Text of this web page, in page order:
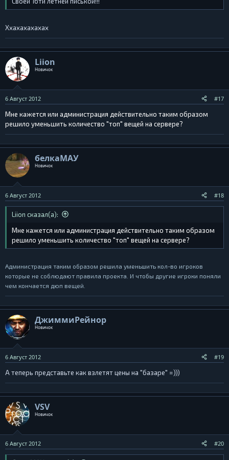
Ххахахахахах
Liion
Новичок
6 Август 2012 #17
Мне кажется или администрация действительно таким образом
решило уменьшить количество "топ" вещей на сервере?
белкаМАУ
Новичок
6 Август 2012 #18
Liion сказал(а):
Мне кажется или администрация действительно таким образом
решило уменьшить количество "топ" вещей на сервере?
Администрация таким образом решила уменьшить кол-во игроков
которые не соблюдают правила проекта. И чтобы другие игроки поняли
чем кончается дюп вещей.
ДжиммиРейнор
Новичок
6 Август 2012 #19
А теперь представьте как взлетят цены на "базаре" =)))
VSV
Новичок
6 Август 2012 #20